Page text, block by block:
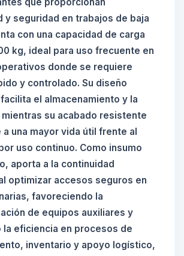
y seguridad en trabajos de baja
con una capacidad de carga
kg, ideal para uso frecuente en
donde se requiere
y controlado. Su diseño
el almacenamiento y la
su acabado resistente
una mayor vida útil frente al
uso continuo. Como insumo
aporta a la continuidad
optimizar accesos seguros en
favoreciendo la
de equipos auxiliares y
la eficiencia en procesos de
inventario y apoyo logístico,